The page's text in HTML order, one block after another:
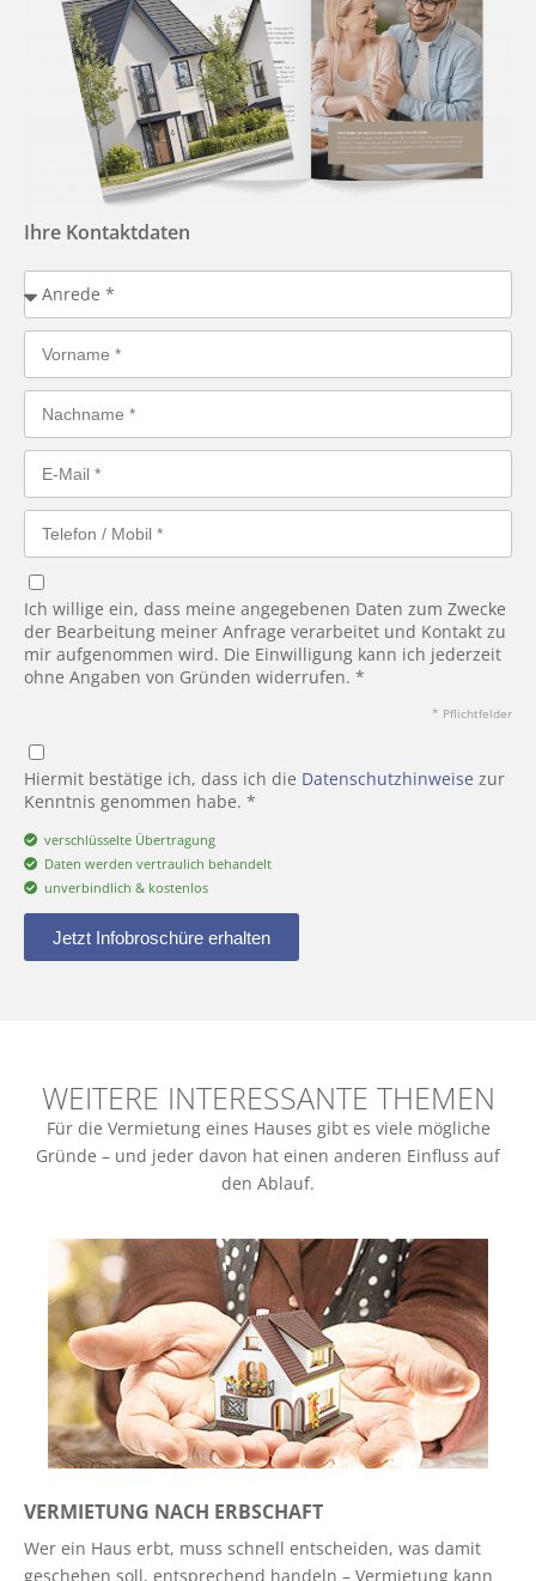
Ihre Kontaktdaten
Ich willige ein, dass meine angegebenen Daten zum Zwecke
der Bearbeitung meiner Anfrage verarbeitet und Kontakt zu
mir aufgenommen wird. Die Einwilligung kann ich jederzeit
ohne Angaben von Gründen widerrufen. *
* Pflichtfelder
Hiermit bestätige ich, dass ich die Datenschutzhinweise zur
Kenntnis genommen habe. *
verschlüsselte Übertragung
Daten werden vertraulich behandelt
unverbindlich & kostenlos
Jetzt Infobroschüre erhalten
WEITERE INTERESSANTE THEMEN
Für die Vermietung eines Hauses gibt es viele mögliche
Gründe – und jeder davon hat einen anderen Einfluss auf
den Ablauf.
VERMIETUNG NACH ERBSCHAFT
Wer ein Haus erbt, muss schnell entscheiden, was damit
geschehen soll, entsprechend handeln – Vermietung kann